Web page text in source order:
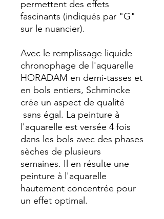
permettent des effets
fascinants (indiqués par "G"
sur le nuancier).
Avec le remplissage liquide
chronophage de l'aquarelle
HORADAM en demi-tasses et
en bols entiers, Schmincke
crée un aspect de qualité
sans égal. La peinture à
l'aquarelle est versée 4 fois
dans les bols avec des phases
sèches de plusieurs
semaines. Il en résulte une
peinture à l'aquarelle
hautement concentrée pour
un effet optimal.